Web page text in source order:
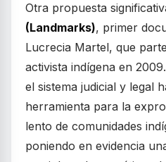
Otra propuesta
(Landmarks), primer
Lucrecia Martel, que
activista indígena en
el sistema judicial y legal
herramienta para la
lento de comunidades
poniendo en evidencia